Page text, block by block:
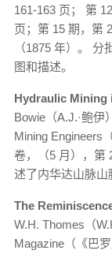
161-163 页； 第
页；第 15 期，第
（1875 年）。
图和描述。
Hydraulic Mining
Bowie（A.J.·鲍伊
Mining Engineers
卷，（5 月），第
述了内华达山脉山
The
W.H. Thomes（
Magazine（《巴